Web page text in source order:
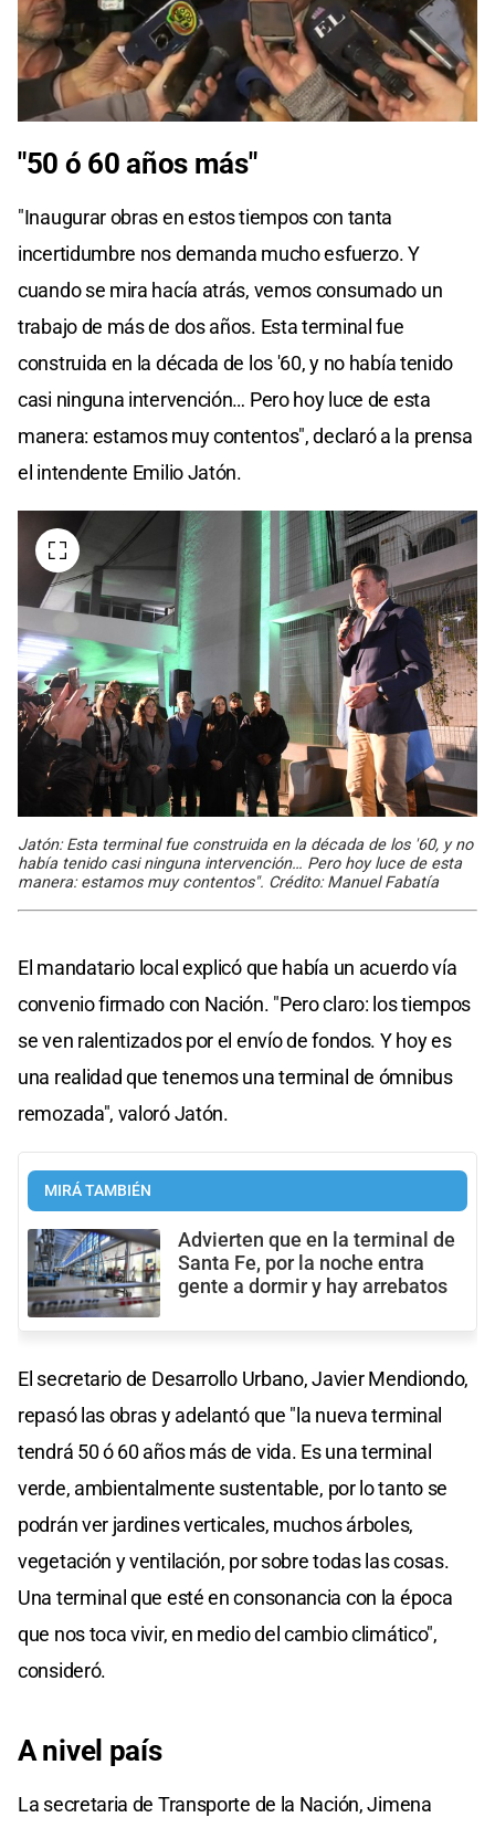
"50 ó 60 años más"
"Inaugurar obras en estos tiempos con tanta
incertidumbre nos demanda mucho esfuerzo. Y
cuando se mira hacía atrás, vemos consumado un
trabajo de más de dos años. Esta terminal fue
construida en la década de los '60, y no había tenido
casi ninguna intervención… Pero hoy luce de esta
manera: estamos muy contentos", declaró a la prensa
el intendente Emilio Jatón.
Jatón: Esta terminal fue construida en la década de los '60, y no
había tenido casi ninguna intervención… Pero hoy luce de esta
manera: estamos muy contentos". Crédito: Manuel Fabatía
El mandatario local explicó que había un acuerdo vía
convenio firmado con Nación. "Pero claro: los tiempos
se ven ralentizados por el envío de fondos. Y hoy es
una realidad que tenemos una terminal de ómnibus
remozada", valoró Jatón.
MIRÁ TAMBIÉN
Advierten que en la terminal de
Santa Fe, por la noche entra
gente a dormir y hay arrebatos
El secretario de Desarrollo Urbano, Javier Mendiondo,
repasó las obras y adelantó que "la nueva terminal
tendrá 50 ó 60 años más de vida. Es una terminal
verde, ambientalmente sustentable, por lo tanto se
podrán ver jardines verticales, muchos árboles,
vegetación y ventilación, por sobre todas las cosas.
Una terminal que esté en consonancia con la época
que nos toca vivir, en medio del cambio climático",
consideró.
A nivel país
La secretaria de Transporte de la Nación, Jimena